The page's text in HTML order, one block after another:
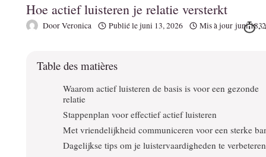
Hoe actief luisteren je relatie versterkt
DoorVeronica Publié lejuni 13, 2026 Mis à jour juni 18,
Table des matières
Waarom actief luisteren de basis is voor een gezonde
relatie
Stappenplan voor effectief actief luisteren
Met vriendelijkheid communiceren voor een sterke
Dagelijkse tips om je luistervaardigheden te verbeteren